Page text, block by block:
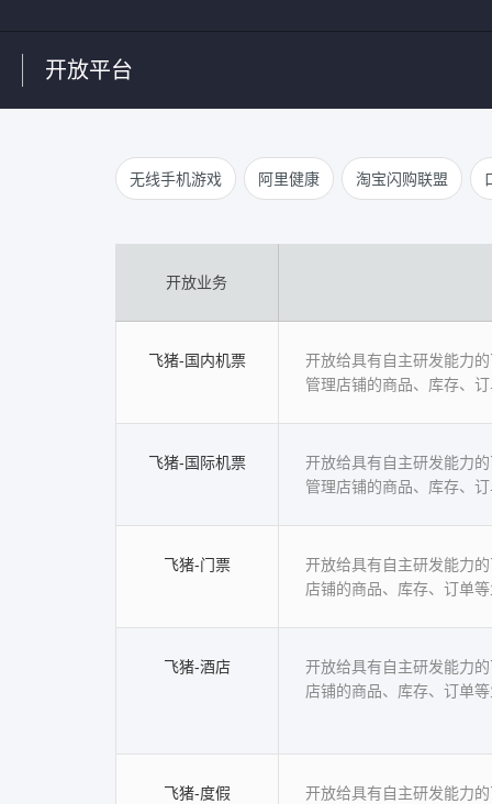
开放平台
无线手机游戏 阿里健康 淘宝闪购联盟
开放业务
飞猪-国内机票
开放给具有自主研发能力
管理店铺的商品、库存、
飞猪-国际机票
开放给具有自主研发能力
管理店铺的商品、库存、
飞猪-门票
开放给具有自主研发能力
店铺的商品、库存、订单
飞猪-酒店
开放给具有自主研发能力
店铺的商品、库存、订单
飞猪-度假
开放给具有自主研发能力